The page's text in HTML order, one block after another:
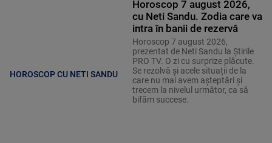
HOROSCOP CU NETI SANDU
Horoscop 7 august 2026,
cu Neti Sandu. Zodia care va
intra în banii de rezervă
Horoscop 7 august 2026,
prezentat de Neti Sandu la Știrile
PRO TV. O zi cu surprize plăcute.
Se rezolvă și acele situații de la
care nu mai avem așteptări și
trecem la nivelul următor, ca să
bifăm succese.